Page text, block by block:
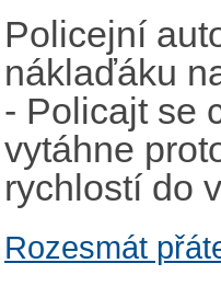
Policejní
náklaďáku
- Policajt se
vytáhne
rychlostí do
Rozesmát